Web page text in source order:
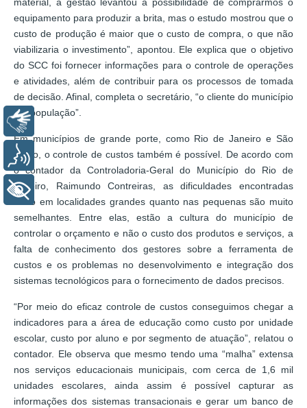
material, a gestão levantou a possibilidade de comprarmos o
equipamento para produzir a brita, mas o estudo mostrou que o
custo de produção é maior que o custo de compra, o que não
viabilizaria o investimento”, apontou. Ele explica que o objetivo
do SCC foi fornecer informações para o controle de operações
e atividades, além de contribuir para os processos de tomada
de decisão. Afinal, completa o secretário, “o cliente do município
é a população”.
Em municípios de grande porte, como Rio de Janeiro e São
Paulo, o controle de custos também é possível. De acordo com
o contador da Controladoria-Geral do Município do Rio de
Janeiro, Raimundo Contreiras, as dificuldades encontradas
tanto em localidades grandes quanto nas pequenas são muito
semelhantes. Entre elas, estão a cultura do município de
controlar o orçamento e não o custo dos produtos e serviços, a
falta de conhecimento dos gestores sobre a ferramenta de
custos e os problemas no desenvolvimento e integração dos
sistemas tecnológicos para o fornecimento de dados precisos.
“Por meio do eficaz controle de custos conseguimos chegar a
indicadores para a área de educação como custo por unidade
escolar, custo por aluno e por segmento de atuação”, relatou o
contador. Ele observa que mesmo tendo uma “malha” extensa
nos serviços educacionais municipais, com cerca de 1,6 mil
unidades escolares, ainda assim é possível capturar as
informações dos sistemas transacionais e gerar um banco de
Libras
Voz
+ Acessibilidade